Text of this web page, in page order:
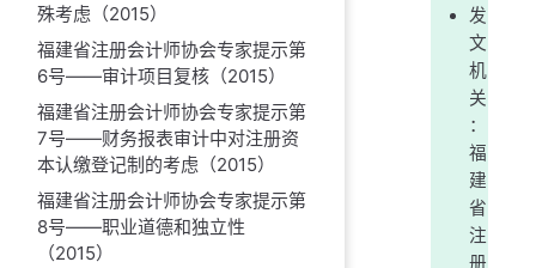
殊考虑（2015）
福建省注册会计师协会专家提示第
6号——审计项目复核（2015）
福建省注册会计师协会专家提示第
7号——财务报表审计中对注册资
本认缴登记制的考虑（2015）
福建省注册会计师协会专家提示第
8号——职业道德和独立性
（2015）
发
文
机
关
：
福
建
省
注
册